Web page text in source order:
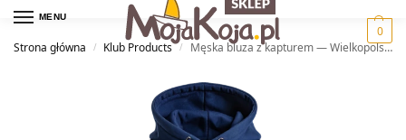
MENU
0
Strona główna
/ Klub Products / Męska bluza z kapturem — Wielkopolski Okręgowy Związek Żeglarski